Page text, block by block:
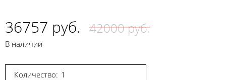
36757 руб. 42000 руб.
В наличии
Количество: